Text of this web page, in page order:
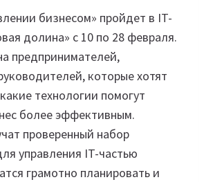
бизнесом» пройдет в IT-
долина» с 10 по 28 февраля.
предпринимателей,
которые хотят
технологии помогут
более эффективным.
проверенный набор
управления IT-частью
грамотно планировать и